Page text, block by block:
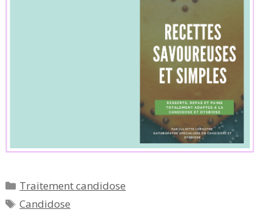
Catégories
Traitement candidose
Étiquettes
Candidose